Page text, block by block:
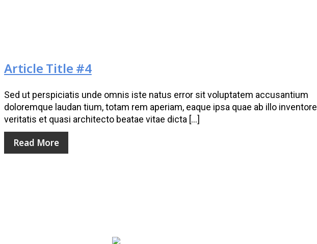
Article Title #4
Sed ut perspiciatis unde omnis iste natus error sit voluptatem accusantium
doloremque laudan tium, totam rem aperiam, eaque ipsa quae ab illo inventore
veritatis et quasi architecto beatae vitae dicta […]
Read More